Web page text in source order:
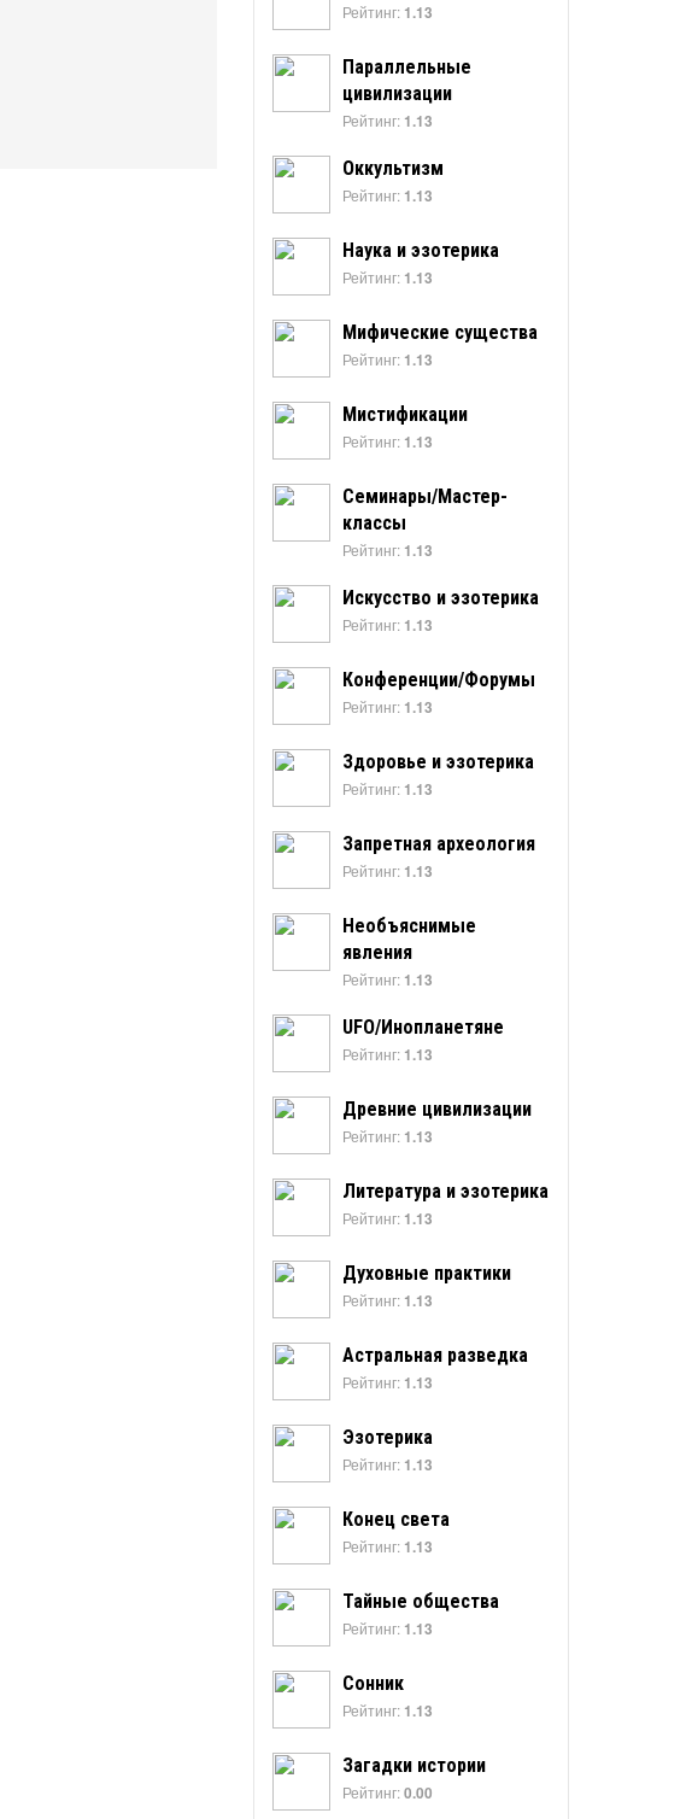
Рейтинг: 1.13
Параллельные
цивилизации
Рейтинг: 1.13
Оккультизм
Рейтинг: 1.13
Наука и эзотерика
Рейтинг: 1.13
Мифические существа
Рейтинг: 1.13
Мистификации
Рейтинг: 1.13
Семинары/Мастер-
классы
Рейтинг: 1.13
Искусство и эзотерика
Рейтинг: 1.13
Конференции/Форумы
Рейтинг: 1.13
Здоровье и эзотерика
Рейтинг: 1.13
Запретная археология
Рейтинг: 1.13
Необъяснимые
явления
Рейтинг: 1.13
UFO/Инопланетяне
Рейтинг: 1.13
Древние цивилизации
Рейтинг: 1.13
Литература и эзотерика
Рейтинг: 1.13
Духовные практики
Рейтинг: 1.13
Астральная разведка
Рейтинг: 1.13
Эзотерика
Рейтинг: 1.13
Конец света
Рейтинг: 1.13
Тайные общества
Рейтинг: 1.13
Сонник
Рейтинг: 1.13
Загадки истории
Рейтинг:0.00